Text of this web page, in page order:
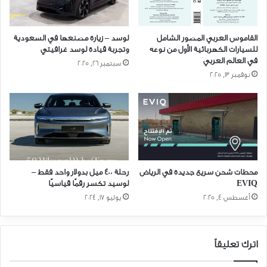
القاموس العربي المصور الشامل
للسيارات الكهربائية الأول من نوعه
في العالم العربي
نوفمبر 13, 2025
لوسد – زيارة مصنعها في السعودية
وتجربة قيادة لوسد غرافيتي
سبتمبر 26, 2025
محطات شحن سريع جديدة في الرياض
EVIQ
أغسطس 4, 2025
رحلة ٤٠٠ ميل بدولار واحد فقط –
لوسيد تكسر رقمًا قياسيًا
يوليو 17, 2024
اترك تعليقاً